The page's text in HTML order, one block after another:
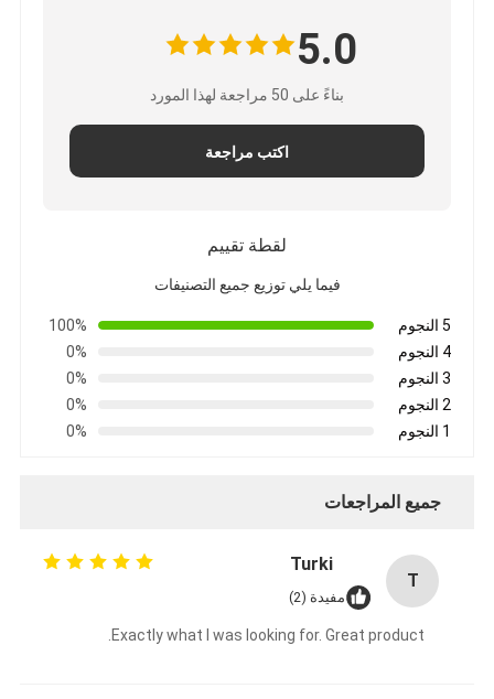
5.0
بناءً على 50 مراجعة لهذا المورد
اكتب مراجعة
لقطة تقييم
فيما يلي توزيع جميع التصنيفات
5 النجوم
100%
4 النجوم
0%
3 النجوم
0%
2 النجوم
0%
1 النجوم
0%
جميع المراجعات
T
Turki
مفيدة (2)
Exactly what I was looking for. Great product.